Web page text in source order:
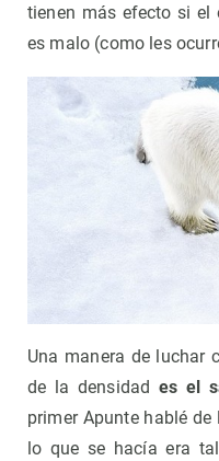
tienen más efecto si el
es malo (como les
Una manera de luchar
de la densidad es el
primer Apunte hablé de
lo que se hacía era